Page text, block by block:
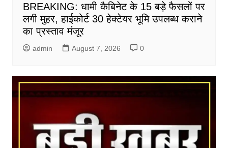
BREAKING: धामी कैबिनेट के 15 बड़े फैसलों पर
लगी मुहर, हाईकोर्ट 30 हेक्टेयर भूमि उपलब्ध कराने
का प्रस्ताव मंजूर
admin August 7, 2026 0